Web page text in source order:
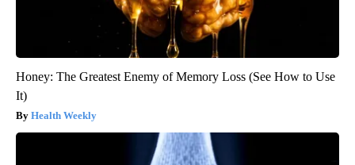
Honey: The Greatest Enemy of Memory Loss (See How to Use
It)
Health Weekly